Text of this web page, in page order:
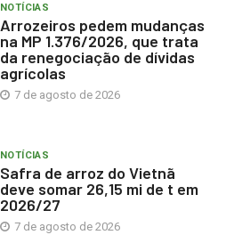
NOTÍCIAS
Arrozeiros pedem mudanças
na MP 1.376/2026, que trata
da renegociação de dívidas
agrícolas
7 de agosto de 2026
NOTÍCIAS
Safra de arroz do Vietnã
deve somar 26,15 mi de t em
2026/27
7 de agosto de 2026